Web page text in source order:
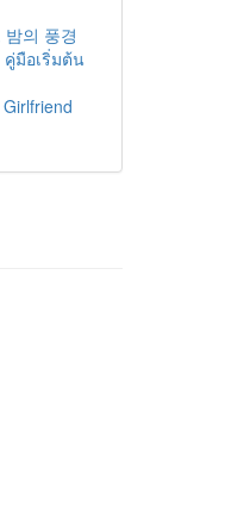
의 풍경
มือเริ่มต้น